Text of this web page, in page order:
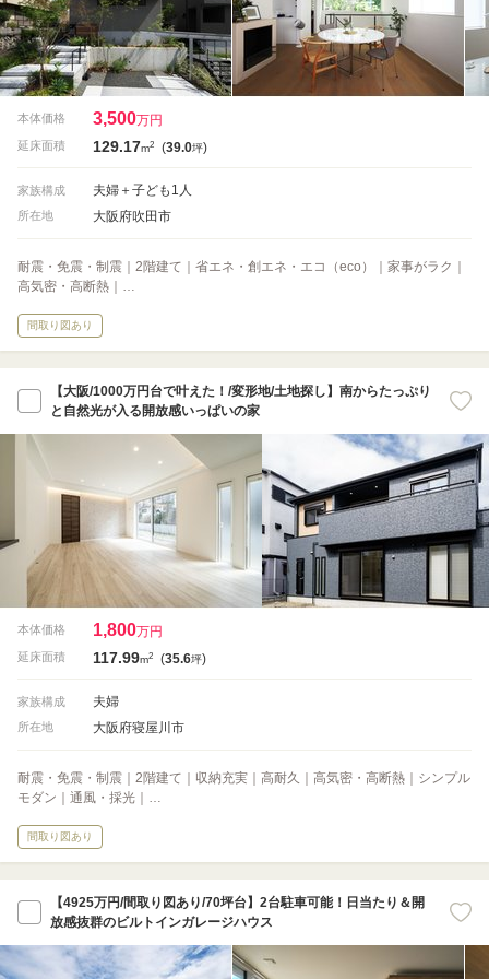
本体価格 3,500万円
延床面積 129.17m2 (39.0坪)
家族構成 夫婦＋子ども1人
所在地 大阪府吹田市
耐震・免震・制震｜2階建て｜省エネ・創エネ・エコ（eco）｜家事がラク｜
高気密・高断熱｜…
間取り図あり
【大阪/1000万円台で叶えた！/変形地/土地探し】南からたっぷり
と自然光が入る開放感いっぱいの家
本体価格 1,800万円
延床面積 117.99m2 (35.6坪)
家族構成 夫婦
所在地 大阪府寝屋川市
耐震・免震・制震｜2階建て｜収納充実｜高耐久｜高気密・高断熱｜シンプル
モダン｜通風・採光｜…
間取り図あり
【4925万円/間取り図あり/70坪台】2台駐車可能！日当たり＆開
放感抜群のビルトインガレージハウス